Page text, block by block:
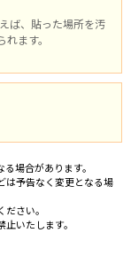
ば、貼った場所を汚
ます。
場合があります。
は予告なく変更となる場
さい。
いたします。